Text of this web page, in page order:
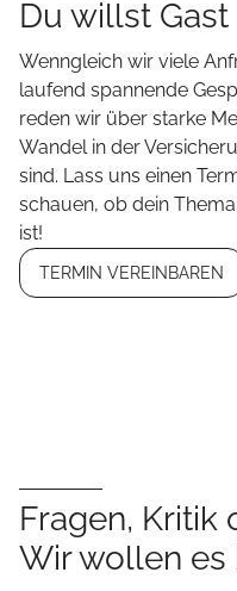
Du willst
Wenngleich wir viele
laufend spannende
reden wir über starke
Wandel in der
sind. Lass uns einen
schauen, ob dein
ist!
TERMIN VEREINBAREN
Fragen, Kritik
Wir wollen es